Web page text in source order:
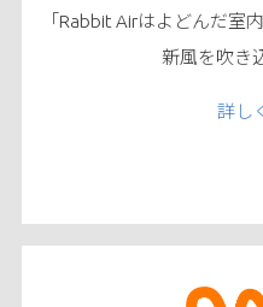
「Rabbit Airはよどんだ室
新風を吹き
詳し